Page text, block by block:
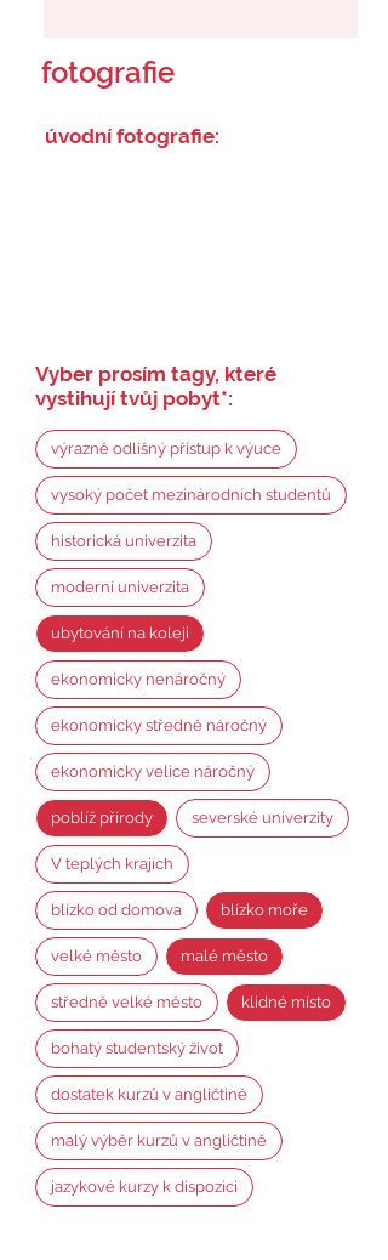
fotografie
úvodní fotografie:
Vyber prosím tagy, které
vystihují tvůj pobyt*:
výrazně odlišný přístup k výuce
vysoký počet mezinárodních studentů
historická univerzita
moderní univerzita
ubytování na koleji
ekonomicky nenáročný
ekonomicky středně náročný
ekonomicky velice náročný
poblíž přírody severské univerzity
V teplých krajích
blízko od domova blízko moře
velké město malé město
středně velké město klidné místo
bohatý studentský život
dostatek kurzů v angličtině
malý výběr kurzů v angličtině
jazykové kurzy k dispozici